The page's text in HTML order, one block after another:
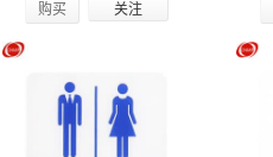
购买